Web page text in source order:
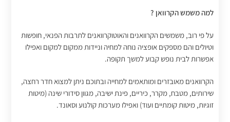
למה משמש הקרוואן ?
על פי רוב, משמשים הקרוואנים והאוטוקרוואנים לתרבות הפנאי, חופשות
וטיולים והם מספקים אופציה נוחה למחיה וניידות ממקום למקום ואפילו
אפשרות לבית נופש קבוע למשך תקופה.
הקרוואנים מאובזרים ומותאמים למחייה ובתוכם ניתן למצוא חדר רחצה,
שירותים, מטבח, מקרר, כיריים, פינת ישיבה, מגוון סידורי שינה (מיטות
זוגיות, מיטות קומתיים ועוד) ואפילו מערכות קולנוע וסאונד.